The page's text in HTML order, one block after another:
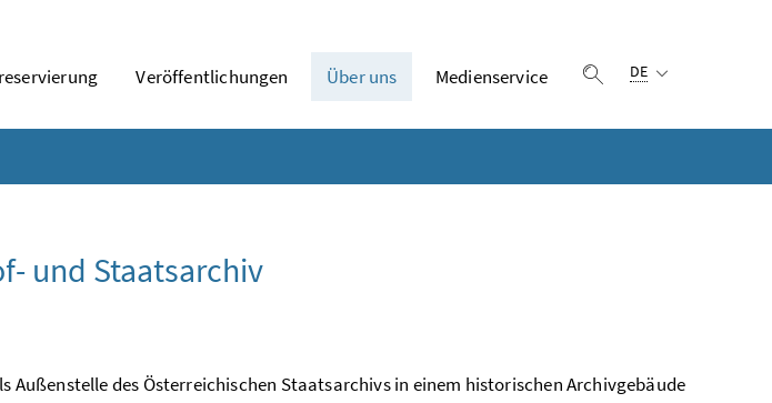
Veröffentlichungen Über uns
Medienservice
DE
und Staatsarchiv
Außenstelle des Österreichischen Staatsarchivs in einem historischen Archivgebäude